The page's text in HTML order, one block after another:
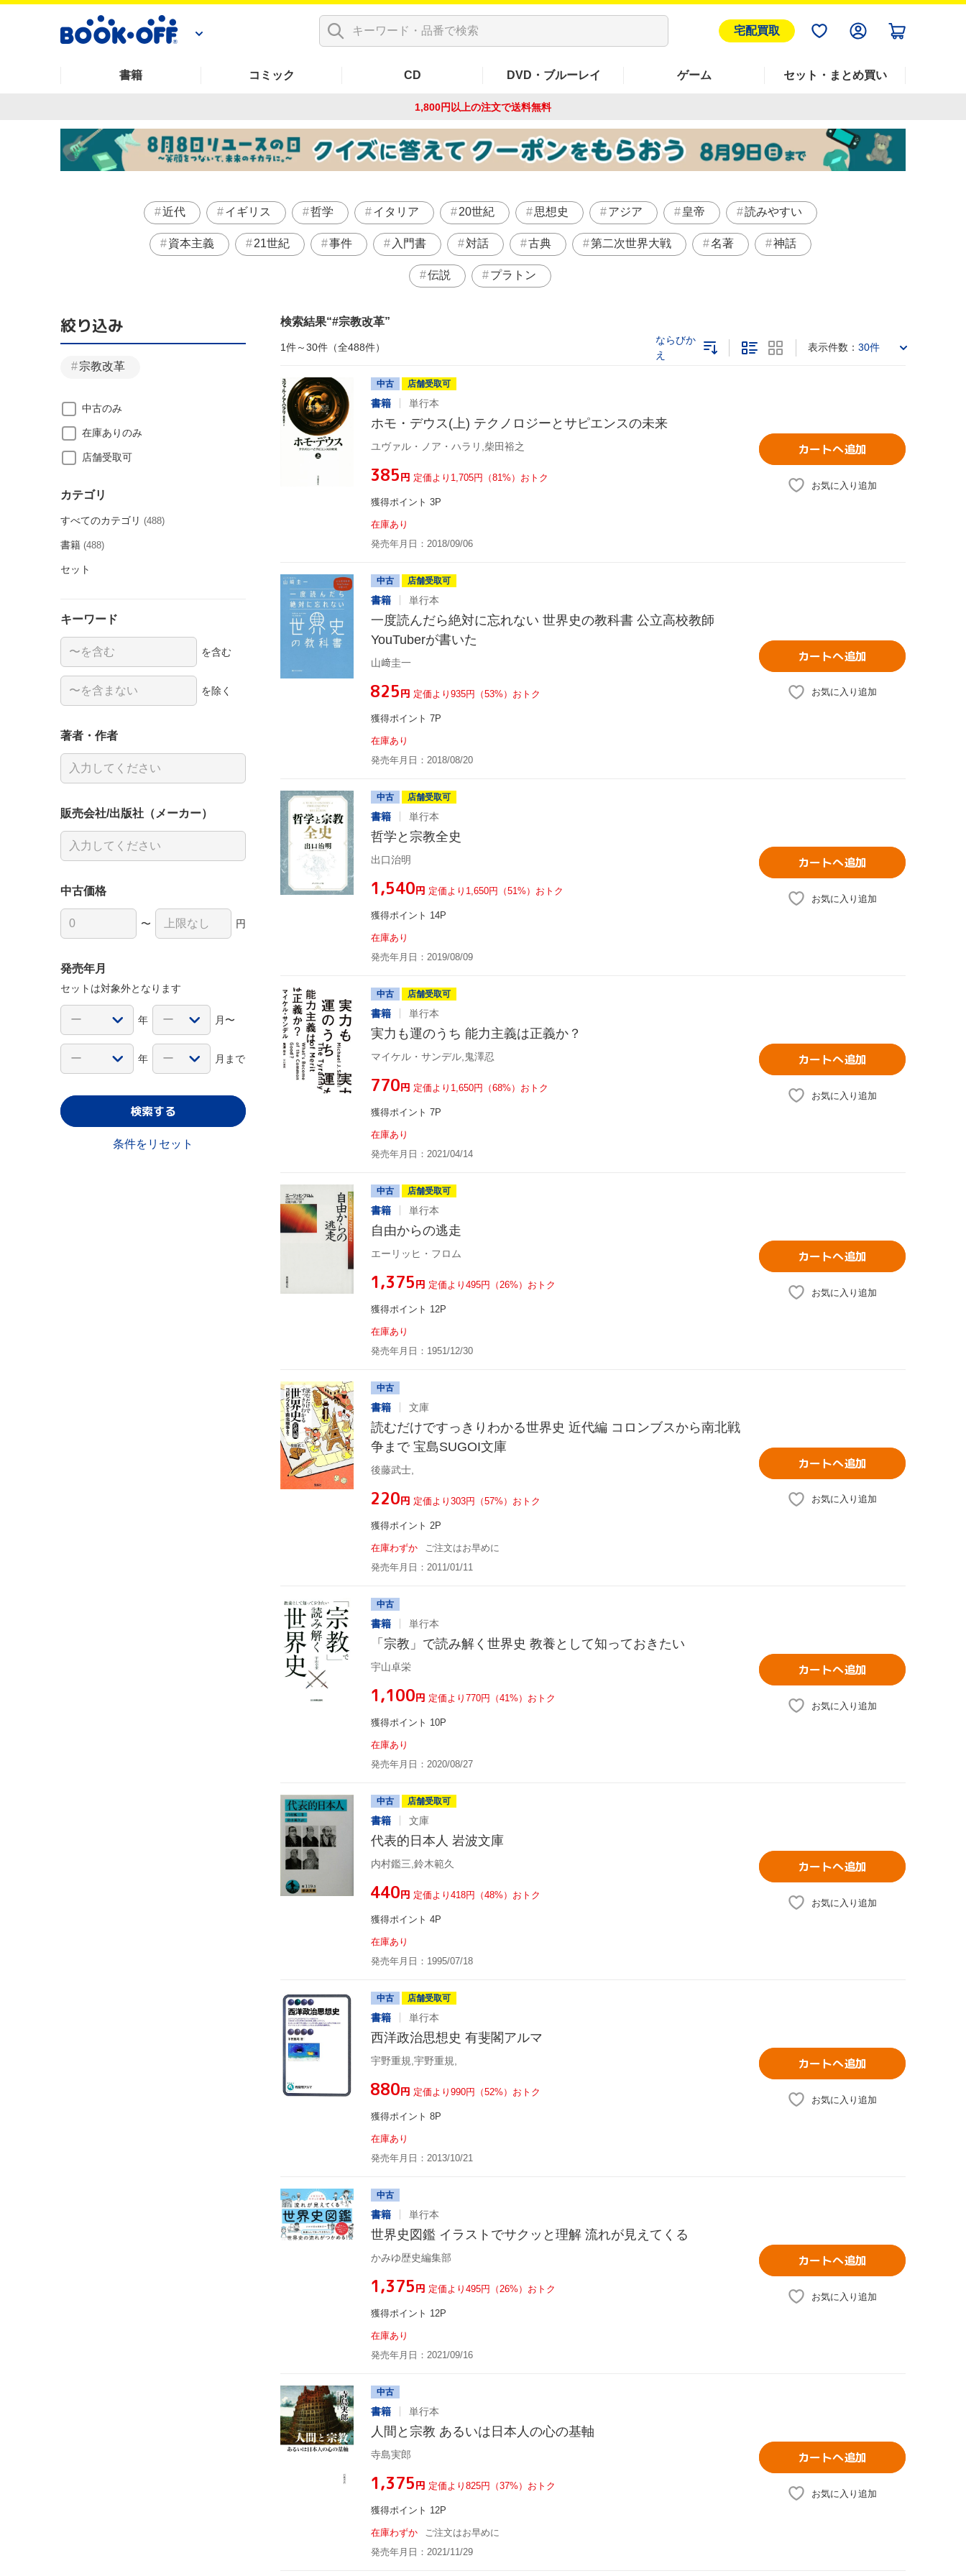
宅配買取
書籍 コミック CD DVD・ブルーレイ ゲーム セット・まとめ買い
1,800円以上の注文で送料無料
近代 イギリス 哲学 イタリア 20世紀 思想史 アジア 皇帝 読みやすい
資本主義 21世紀 事件 入門書 対話 古典 第二次世界大戦 名著 神話
伝説 プラトン
検索結果 #宗教改革
1件～30件（全488件）
ならびか
え
表示件数： 30件
中古 店舗受取可
書籍 単行本
ホモ・デウス(上) テクノロジーとサピエンスの未来
ユヴァル・ノア・ハラリ,柴田裕之
¥385円 定価より1,705円（81%）おトク
獲得ポイント 3P
在庫あり
発売年月日：2018/09/06
カートへ追加
お気に入り追加
中古 店舗受取可
書籍 単行本
一度読んだら絶対に忘れない 世界史の教科書 公立高校教師
YouTuberが書いた
山﨑圭一
¥825円 定価より935円（53%）おトク
獲得ポイント 7P
在庫あり
発売年月日：2018/08/20
カートへ追加
お気に入り追加
中古 店舗受取可
書籍 単行本
哲学と宗教全史
出口治明
¥1,540円 定価より1,650円（51%）おトク
獲得ポイント 14P
在庫あり
発売年月日：2019/08/09
カートへ追加
お気に入り追加
中古 店舗受取可
書籍 単行本
実力も運のうち 能力主義は正義か？
マイケル・サンデル,鬼澤忍
¥770円 定価より1,650円（68%）おトク
獲得ポイント 7P
在庫あり
発売年月日：2021/04/14
カートへ追加
お気に入り追加
中古 店舗受取可
書籍 単行本
自由からの逃走
エーリッヒ・フロム
¥1,375円 定価より495円（26%）おトク
獲得ポイント 12P
在庫あり
発売年月日：1951/12/30
カートへ追加
お気に入り追加
中古
書籍 文庫
読むだけですっきりわかる世界史 近代編 コロンブスから南北戦
争まで 宝島SUGOI文庫
後藤武士,
¥220円 定価より303円（57%）おトク
獲得ポイント 2P
在庫わずか
ご注文はお早めに
発売年月日：2011/01/11
カートへ追加
お気に入り追加
中古
書籍 単行本
「宗教」で読み解く世界史 教養として知っておきたい
宇山卓栄
¥1,100円 定価より770円（41%）おトク
獲得ポイント 10P
在庫あり
発売年月日：2020/08/27
カートへ追加
お気に入り追加
中古 店舗受取可
書籍 文庫
代表的日本人 岩波文庫
内村鑑三,鈴木範久
¥440円 定価より418円（48%）おトク
獲得ポイント 4P
在庫あり
発売年月日：1995/07/18
カートへ追加
お気に入り追加
中古 店舗受取可
書籍 単行本
西洋政治思想史 有斐閣アルマ
宇野重規,宇野重規,
¥880円 定価より990円（52%）おトク
獲得ポイント 8P
在庫あり
発売年月日：2013/10/21
カートへ追加
お気に入り追加
中古
書籍 単行本
世界史図鑑 イラストでサクッと理解 流れが見えてくる
かみゆ歴史編集部
¥1,375円 定価より495円（26%）おトク
獲得ポイント 12P
在庫あり
発売年月日：2021/09/16
カートへ追加
お気に入り追加
中古
書籍 単行本
人間と宗教 あるいは日本人の心の基軸
寺島実郎
¥1,375円 定価より825円（37%）おトク
獲得ポイント 12P
在庫わずか
ご注文はお早めに
発売年月日：2021/11/29
カートへ追加
お気に入り追加
絞り込み
宗教改革
中古のみ
在庫ありのみ
店舗受取可
カテゴリ
すべてのカテゴリ (488)
書籍 (488)
セット
キーワード
を含む
を除く
著者・作者
販売会社/出版社（メーカー）
中古価格
〜 円
発売年月
セットは対象外となります
年 月〜
年 月まで
検索する
条件をリセット